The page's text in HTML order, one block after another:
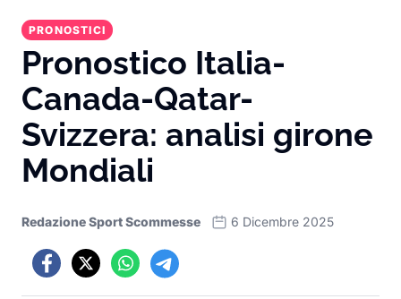
PRONOSTICI
Pronostico Italia-
Canada-Qatar-
Svizzera: analisi girone
Mondiali
Redazione Sport Scommesse 6 Dicembre 2025